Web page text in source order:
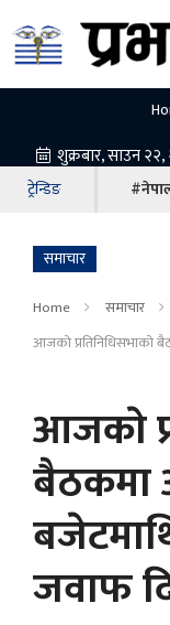
ट्रेन्डिङ
समाचार
Home
समाचार
आजकाे प्रतिनिधिसभाको
आजकाे
बैठकमा
जवाफ